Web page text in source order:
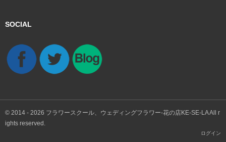
SOCIAL
© 2014 - 2026 フラワースクール、ウェディングフラワー-花の店KE-SE-LAAll r
ights reserved.
ログイン